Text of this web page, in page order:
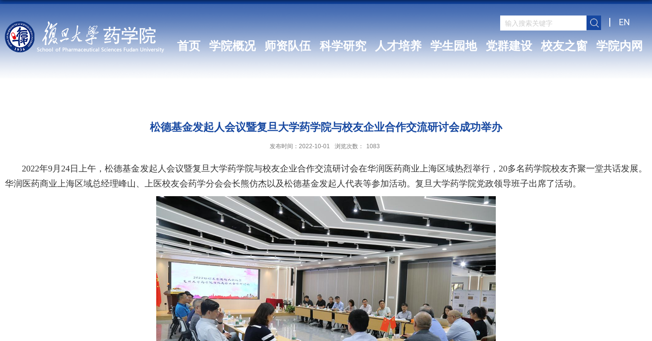
EN
首页 学院概况 师资队伍 科学研究 人才培养 学生园地 党群建设 校友之窗 学院内网
松德基金发起人会议暨复旦大学药学院与校友企业合作交流研讨会成功举办
发布时间：2022-10-01 浏览次数： 1083
2022年9月24日上午，松德基金发起人会议暨复旦大学药学院与校友企业合作交流研讨会在华润医药商业上海区域热烈举行，20多名药学院校友齐聚一堂共话发展。
华润医药商业上海区域总经理峰山、上医校友会药学分会会长熊仿杰以及松德基金发起人代表等参加活动。复旦大学药学院党政领导班子出席了活动。